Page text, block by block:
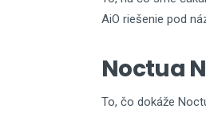
AiO riešenie pod
Noctua
To, čo dokáže